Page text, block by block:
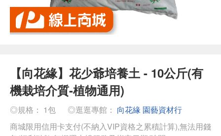
【向花緣】花少爺培養土 - 10公斤(有
機栽培介質-植物通用)
◎規格： 1包 ◎逛逛專館： 向花緣 園藝資材行
商城限用信用卡支付(不納入VIP資格之累積計算),無法用錢